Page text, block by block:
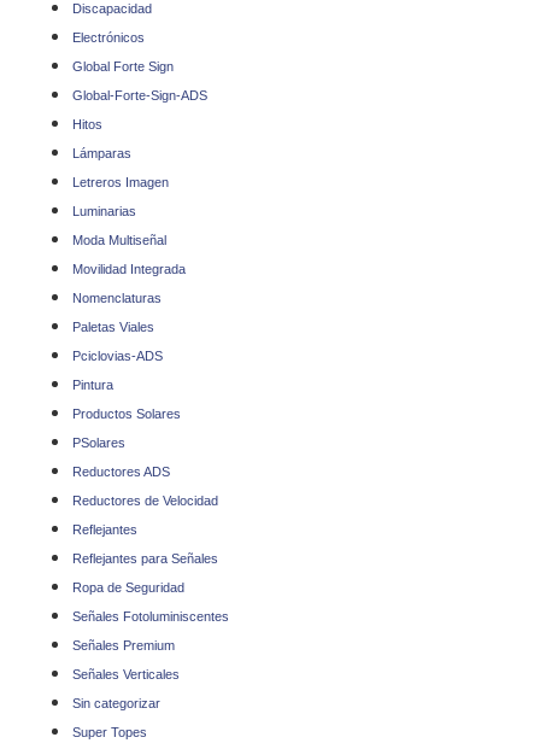
Discapacidad
Electrónicos
Global Forte Sign
Global-Forte-Sign-ADS
Hitos
Lámparas
Letreros Imagen
Luminarias
Moda Multiseñal
Movilidad Integrada
Nomenclaturas
Paletas Viales
Pciclovias-ADS
Pintura
Productos Solares
PSolares
Reductores ADS
Reductores de Velocidad
Reflejantes
Reflejantes para Señales
Ropa de Seguridad
Señales Fotoluminiscentes
Señales Premium
Señales Verticales
Sin categorizar
Super Topes